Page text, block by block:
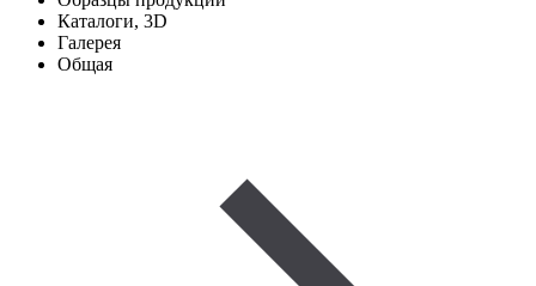
Каталоги, 3D
Галерея
Общая